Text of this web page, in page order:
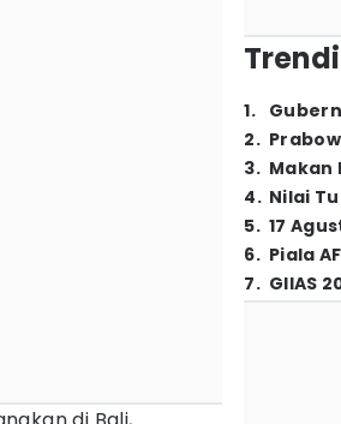
1.
2.
3. Makan
4. Nilai
5. 17
6. Piala
7. GIIAS